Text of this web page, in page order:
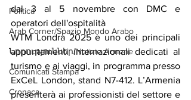
Politica
Arab Corner/Spazio Mondo Arabo
Նորություններ/Notizie Armene
Comunicati Stampa
Cronaca
dal 3 al 5 novembre con DMC e
operatori dell'ospitalità
WTM Londra 2025 è uno dei principali
appuntamenti internazionali dedicati al
turismo e ai viaggi, in programma presso
ExCeL London, stand N7-412. L’Armenia
presenterà ai professionisti del settore e